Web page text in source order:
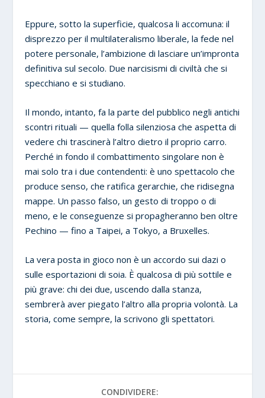
Eppure, sotto la superficie, qualcosa li accomuna: il
disprezzo per il multilateralismo liberale, la fede nel
potere personale, l’ambizione di lasciare un’impronta
definitiva sul secolo. Due narcisismi di civiltà che si
specchiano e si studiano.
Il mondo, intanto, fa la parte del pubblico negli antichi
scontri rituali — quella folla silenziosa che aspetta di
vedere chi trascinerà l’altro dietro il proprio carro.
Perché in fondo il combattimento singolare non è
mai solo tra i due contendenti: è uno spettacolo che
produce senso, che ratifica gerarchie, che ridisegna
mappe. Un passo falso, un gesto di troppo o di
meno, e le conseguenze si propagheranno ben oltre
Pechino — fino a Taipei, a Tokyo, a Bruxelles.
La vera posta in gioco non è un accordo sui dazi o
sulle esportazioni di soia. È qualcosa di più sottile e
più grave: chi dei due, uscendo dalla stanza,
sembrerà aver piegato l’altro alla propria volontà. La
storia, come sempre, la scrivono gli spettatori.
CONDIVIDERE: